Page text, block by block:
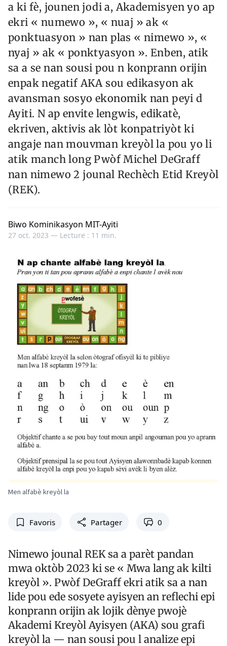
a ki fè, jounen jodi a, Akademisyen yo ap
ekri « numewo », « nuaj » ak «
ponktuasyon » nan plas « nimewo », «
nyaj » ak « ponktyasyon ». Enben, atik
sa a se nan sousi pou n konprann orijin
enpak negatif AKA sou edikasyon ak
avansman sosyo ekonomik nan peyi d
Ayiti. N ap envite lengwis, edikatè,
ekriven, aktivis ak lòt konpatriyòt ki
angaje nan mouvman kreyòl la pou yo li
atik manch long Pwòf Michel DeGraff
nan nimewo 2 jounal Rechèch Etid Kreyòl
(REK).
Biwo Kominikasyon MIT-Ayiti
27 oct. 2023 — Lecture : 11 min.
Men alfabè kreyòl la
Favoris Partager 0
Nimewo jounal REK sa a parèt pandan
mwa oktòb 2023 ki se « Mwa lang ak kilti
kreyòl ». Pwòf DeGraff ekri atik sa a nan
lide pou ede sosyete ayisyen an reflechi epi
konprann orijin ak lojik dènye pwojè
Akademi Kreyòl Ayisyen (AKA) sou grafi
kreyòl la — nan sousi pou l analize epi